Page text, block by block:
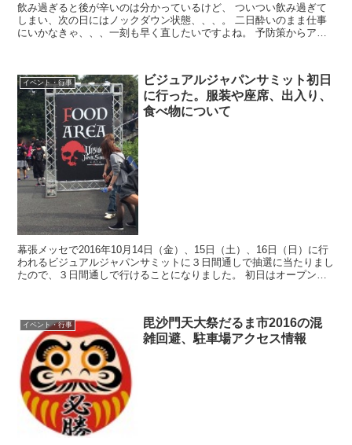
飲み過ぎると後が辛いのは分かっているけど、 ついつい飲み過ぎて
しまい、次の日にはノックダウン状態、、、。 二日酔いのまま仕事
にいかなきゃ、、、一刻も早く直したいですよね。 予防策からアフ
イベント・行事
ビジュアルジャパンサミット初日
に行った。服装や座席、出入り、
食べ物について
幕張メッセで2016年10月14日（金）、15日（土）、16日（日）に行
われるビジュアルジャパンサミットに３日間通しで抽選に当たりまし
たので、３日間通しで行けることになりました。 初日はオープン前
イベント・行事
毘沙門天大祭だるま市2016の混
雑回避、駐車場アクセス情報